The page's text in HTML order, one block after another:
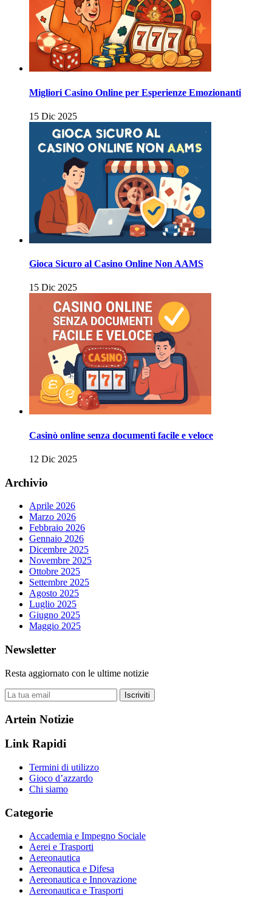
Migliori Casino Online per Esperienze Emozionanti
15 Dic 2025
Gioca Sicuro al Casino Online Non AAMS
15 Dic 2025
Casinò online senza documenti facile e veloce
12 Dic 2025
Archivio
Aprile 2026
Marzo 2026
Febbraio 2026
Gennaio 2026
Dicembre 2025
Novembre 2025
Ottobre 2025
Settembre 2025
Agosto 2025
Luglio 2025
Giugno 2025
Maggio 2025
Newsletter
Resta aggiornato con le ultime notizie
Iscriviti
Artein Notizie
Link Rapidi
Termini di utilizzo
Gioco d’azzardo
Chi siamo
Categorie
Accademia e Impegno Sociale
Aerei e Trasporti
Aereonautica
Aereonautica e Difesa
Aereonautica e Innovazione
Aereonautica e Trasporti